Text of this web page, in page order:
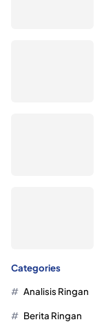
Categories
Analisis Ringan
Berita Ringan